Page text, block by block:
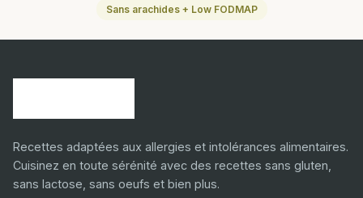
Sans arachides + Low FODMAP
Recettes adaptées aux allergies et intolérances alimentaires.
Cuisinez en toute sérénité avec des recettes sans gluten,
sans lactose, sans oeufs et bien plus.